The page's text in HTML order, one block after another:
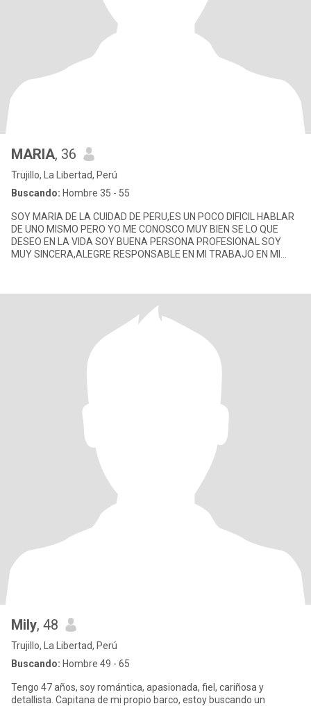
MARIA, 36
Trujillo, La Libertad, Perú
Buscando: Hombre 35 - 55
SOY MARIA DE LA CUIDAD DE PERU,ES UN POCO DIFICIL HABLAR
DE UNO MISMO PERO YO ME CONOSCO MUY BIEN SE LO QUE
DESEO EN LA VIDA SOY BUENA PERSONA PROFESIONAL SOY
MUY SINCERA,ALEGRE RESPONSABLE EN MI TRABAJO EN MI
Mily, 48
Trujillo, La Libertad, Perú
Buscando: Hombre 49 - 65
Tengo 47 años, soy romántica, apasionada, fiel, cariñosa y
detallista. Capitana de mi propio barco, estoy buscando un